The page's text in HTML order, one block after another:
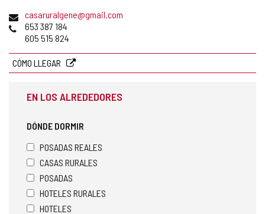
Dirección
de
correo
casaruralgene@gmail.com
Teléfonos
653 387 184
605 515 824
CÓMO LLEGAR
EN LOS ALREDEDORES
DÓNDE DORMIR
POSADAS REALES
CASAS RURALES
POSADAS
HOTELES RURALES
HOTELES